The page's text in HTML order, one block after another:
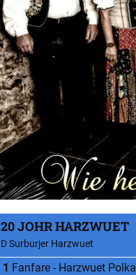
20 JOHR HARZWUET
D Surburjer Harzwuet
Fanfare - Harzwuet Polka